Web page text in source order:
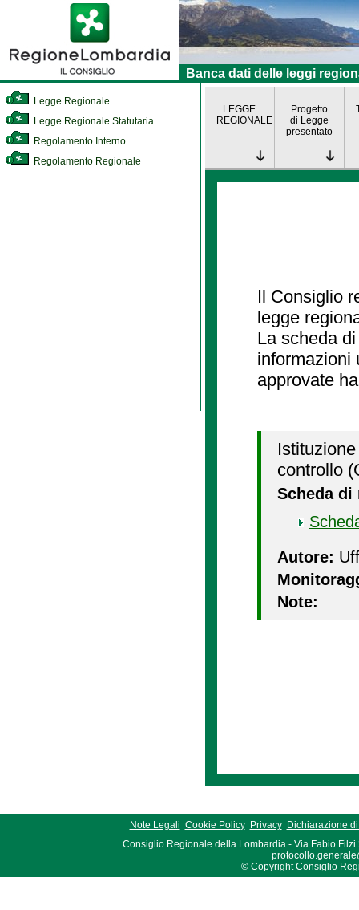
Banca dati delle leggi
Legge Regionale
Legge Regionale Statutaria
Regolamento Interno
Regolamento Regionale
LEGGE
REGIONALE
Progetto
di Legge
presentato
Il Consiglio
legge
La scheda
informazioni
approvate
controllo
Scheda
Autore:
Note:
Note Legali Cookie Policy Privacy
Dichiarazione
Consiglio Regionale della Lombardia - Via Fabio Filzi
© Copyright Consiglio